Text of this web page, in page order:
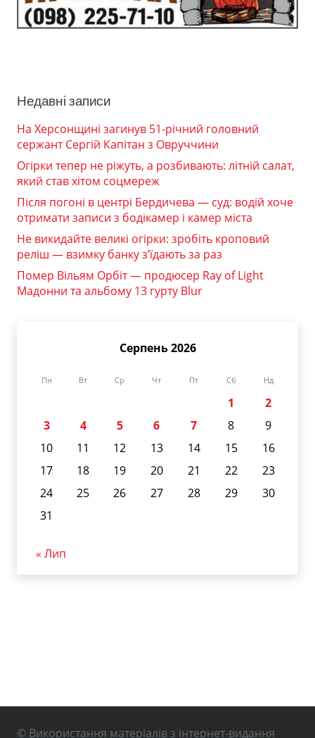
Недавні записи
На Херсонщині загинув 51-річний головний
сержант Сергій Капітан з Овруччини
Огірки тепер не ріжуть, а розбивають: літній салат,
який став хітом соцмереж
Після погоні в центрі Бердичева — суд: водій хоче
отримати записи з бодікамер і камер міста
Не викидайте великі огірки: зробіть кроповий
реліш — взимку банку з’їдають за раз
Помер Вільям Орбіт — продюсер Ray of Light
Мадонни та альбому 13 гурту Blur
Серпень 2026
Пн Вт Ср Чт Пт Сб Нд
1
2
3
4 5 6 7 8
9
10
11 12 13 14 15
16
17
18 19 20 21 22
23
24
25 26 27 28 29
30
31
« Лип
© Використання матеріалів з інтернет-видання